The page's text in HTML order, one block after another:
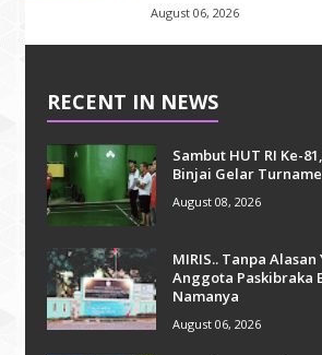
August 06, 2026
RECENT IN NEWS
Sambut HUT RI Ke-
Binjai Gelar
August 08, 2026
MIRIS.. Tanpa Alasan
Anggota Paskibraka
Namanya
August 06, 2026